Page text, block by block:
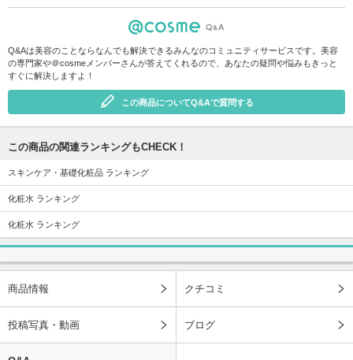
Q&Aは美容のことならなんでも解決できるみんなのコミュニティサービスです。美容
の専門家や＠cosmeメンバーさんが答えてくれるので、あなたの疑問や悩みもきっと
すぐに解決しますよ！
この商品についてQ&Aで質問する
この商品の関連ランキングもCHECK！
スキンケア・基礎化粧品 ランキング
化粧水 ランキング
化粧水 ランキング
商品情報 クチコミ
投稿写真・動画 ブログ